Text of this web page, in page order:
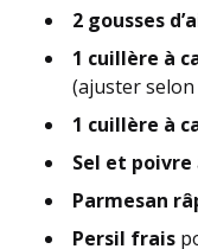
2 gousses
1 cuillère à
(ajuster
1 cuillère à
Sel et poivre
Parmesan
Persil frais